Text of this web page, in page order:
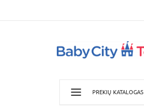
PREKIŲ KATALOGAS